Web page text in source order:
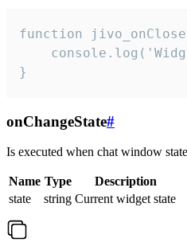
function
}
onChangeState#
Is executed when chat window
Name Type
Description
state
string Current widget state